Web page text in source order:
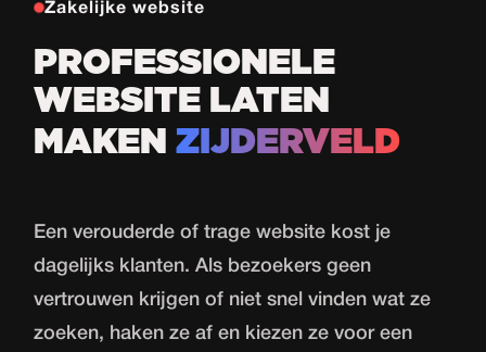
Zakelijke website
PROFESSIONELE
WEBSITE LATEN
MAKENZIJDERVELD
Een verouderde of tragewebsite kost je
dagelijks klanten. Als bezoekers geen
vertrouwen krijgen of niet snel vinden wat ze
zoeken, haken ze af en kiezen ze voor een